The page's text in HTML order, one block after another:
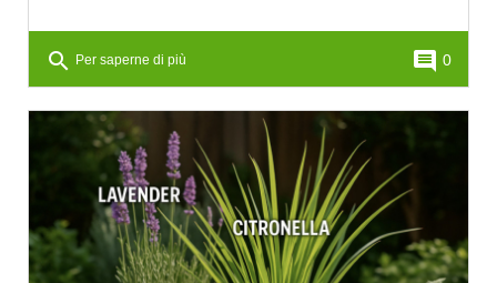
search Per saperne di più comment 0